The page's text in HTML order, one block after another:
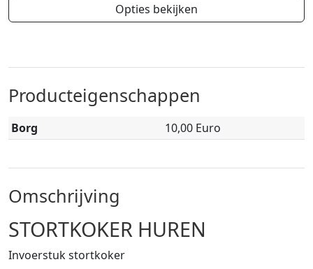
Opties bekijken
Producteigenschappen
Borg 10,00 Euro
Omschrijving
STORTKOKER HUREN
Invoerstuk stortkoker